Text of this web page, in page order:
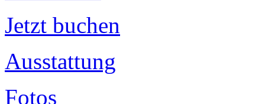
Jetzt buchen
Ausstattung
Fotos